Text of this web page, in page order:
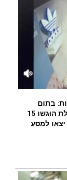
בתום
חקירה מאומצת של חוקרי המשטרה באילת הוגשו 15
יצאו למסע